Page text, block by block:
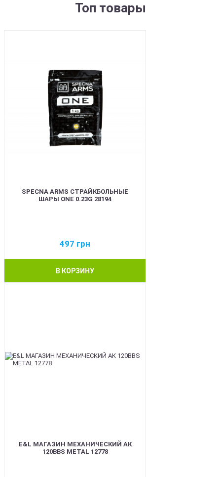
Топ товары
SPECNA ARMS СТРАЙКБОЛЬНЫЕ
ШАРЫ ONE 0.23G 28194
497 грн
В КОРЗИНУ
E&L МАГАЗИН МЕХАНИЧЕСКИЙ АК
120BBS METAL 12778